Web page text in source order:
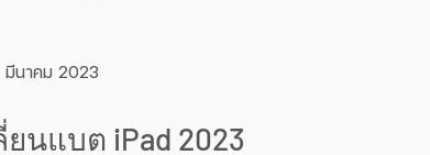
มีนาคม 2023
นแบต iPad 2023